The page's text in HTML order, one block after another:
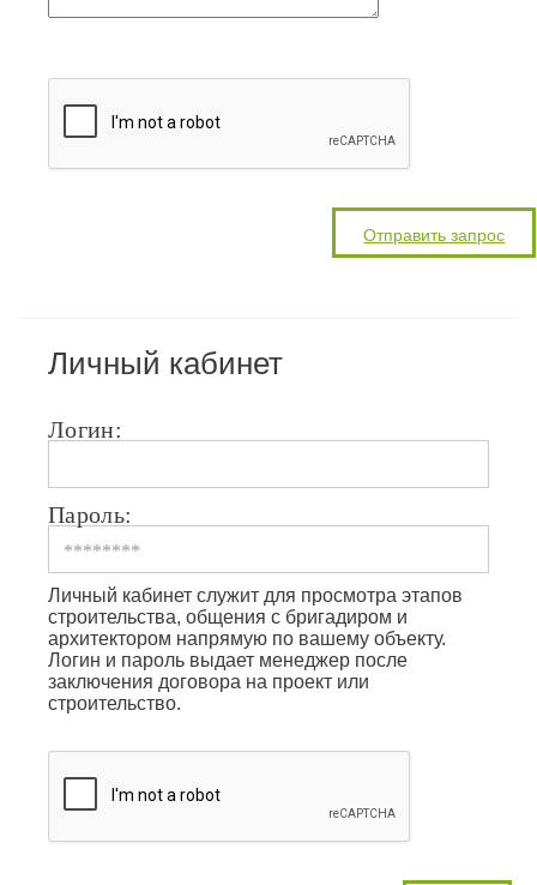
Личный кабинет
Логин:
Пароль:
Личный кабинет служит для просмотра этапов
строительства, общения с бригадиром и
архитектором напрямую по вашему объекту.
Логин и пароль выдает менеджер после
заключения договора на проект или
строительство.